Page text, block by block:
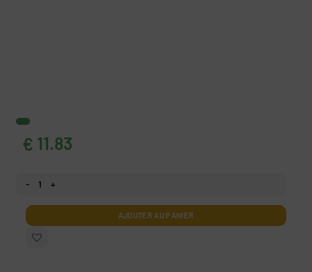
€ 11.83
AJOUTER AU PANIER